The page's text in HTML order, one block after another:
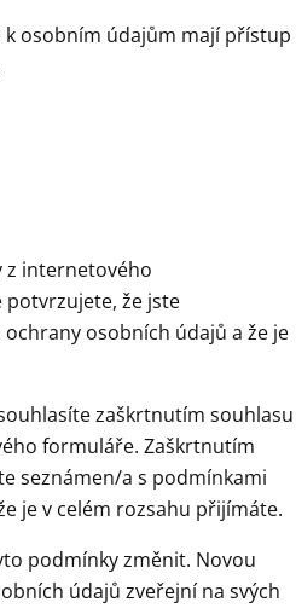
osobním údajům mají přístup
internetového
že jste
osobních údajů a že je
zaškrtnutím souhlasu
formuláře. Zaškrtnutím
seznámen/a s podmínkami
je v celém rozsahu přijímáte.
podmínky změnit. Novou
údajů zveřejní na svých